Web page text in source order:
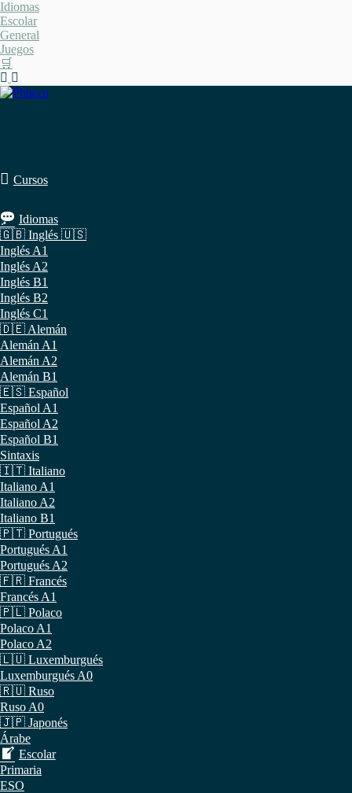
Saltar
al
contenido
Idiomas
Escolar
General
Juegos
🛒
Cursos
Idiomas
🇬🇧 Inglés 🇺🇸
Inglés A1
Inglés A2
Inglés B1
Inglés B2
Inglés C1
🇩🇪 Alemán
Alemán A1
Alemán A2
Alemán B1
🇪🇸 Español
Español A1
Español A2
Español B1
Sintaxis
🇮🇹 Italiano
Italiano A1
Italiano A2
Italiano B1
🇵🇹 Portugués
Portugués A1
Portugués A2
🇫🇷 Francés
Francés A1
🇵🇱 Polaco
Polaco A1
Polaco A2
🇱🇺 Luxemburgués
Luxemburgués A0
🇷🇺 Ruso
Ruso A0
🇯🇵 Japonés
Árabe
Escolar
Primaria
ESO